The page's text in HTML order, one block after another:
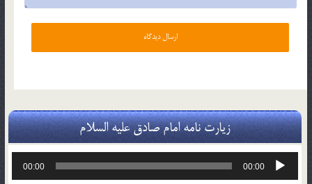
زیارت نامه امام صادق علیه السلام
پخش‌کننده
00:00
00:00